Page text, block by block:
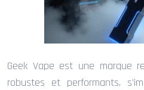
Geek Vape est une marque
robustes et performants,